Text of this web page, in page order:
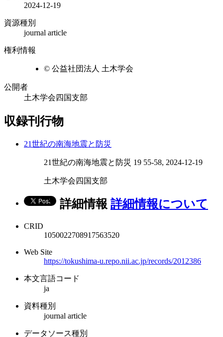
2024-12-19
資源種別
journal article
権利情報
© 公益社団法人 土木学会
公開者
土木学会四国支部
収録刊行物
21世紀の南海地震と防災
21世紀の南海地震と防災 19 55-58, 2024-12-19
土木学会四国支部
詳細情報 詳細情報について
CRID
1050022708917563520
Web Site
https://tokushima-u.repo.nii.ac.jp/records/2012386
本文言語コード
ja
資料種別
journal article
データソース種別